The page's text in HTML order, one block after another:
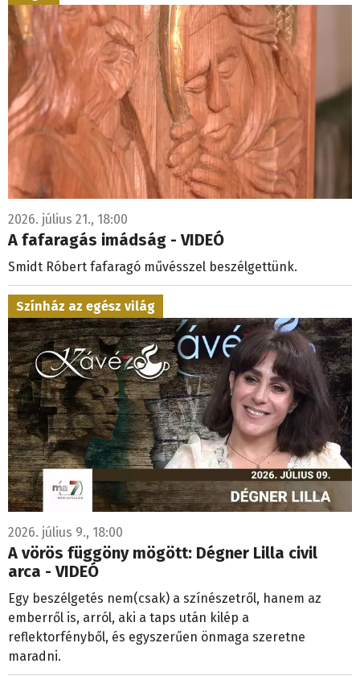
2026. július 21., 18:00
A fafaragás imádság - VIDEÓ
Smidt Róbert fafaragó művésszel beszélgettünk.
Színház az egész világ
2026. július 9., 18:00
A vörös függöny mögött: Dégner Lilla civil
arca - VIDEÓ
Egy beszélgetés nem(csak) a színészetről, hanem az
emberről is, arról, aki a taps után kilép a
reflektorfényből, és egyszerűen önmaga szeretne
maradni.